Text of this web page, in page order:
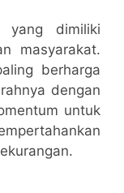
yang dimiliki
masyarakat.
berharga
dengan
untuk